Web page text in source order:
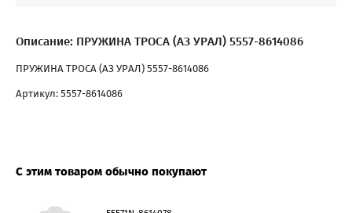
Описание: ПРУЖИНА ТРОСА (АЗ УРАЛ) 5557-8614086
ПРУЖИНА ТРОСА (АЗ УРАЛ) 5557-8614086
Артикул: 5557-8614086
С этим товаром обычно покупают